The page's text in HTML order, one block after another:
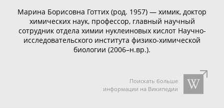
Марина Борисовна Готтих (род. 1957) — химик, доктор
химических наук, профессор, главный научный
сотрудник отдела химии нуклеиновых кислот Научно-
исследовательского института физико-химической
биологии (2006–н.вр.).
Поискать больше
информации на Википедии